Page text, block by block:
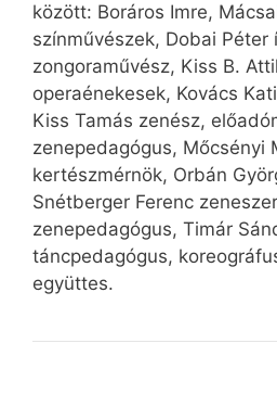
között: Boráros Imre,
színművészek, Dobai Péter
zongoraművész, Kiss B.
operaénekesek, Kovács
Kiss Tamás zenész,
zenepedagógus, Mőcsényi
kertészmérnök, Orbán
Snétberger Ferenc
zenepedagógus, Timár
táncpedagógus,
együttes.